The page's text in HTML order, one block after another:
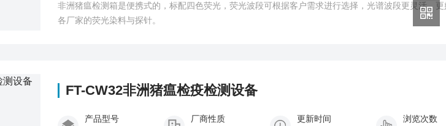
非洲猪瘟检测箱是便携式的，标配四色荧光，荧光波段可根据客户需求进行选择，光谱波段更灵活，
各厂家的荧光染料与探针。
FT-CW32非洲猪瘟检疫检测设备
产品型号
厂商性质
更新时间
浏览次数